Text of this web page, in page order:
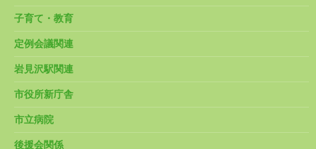
子育て・教育
定例会議関連
岩見沢駅関連
市役所新庁舎
市立病院
後援会関係